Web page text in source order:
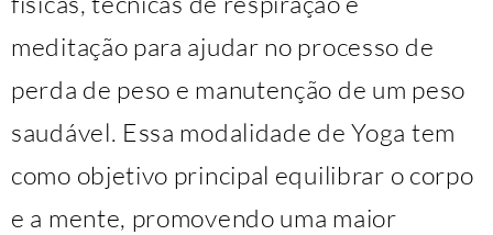
meditação para ajudar no processo de
perda de peso e manutenção de um peso
saudável. Essa modalidade de Yoga tem
como objetivo principal equilibrar o corpo
e a mente, promovendo uma maior